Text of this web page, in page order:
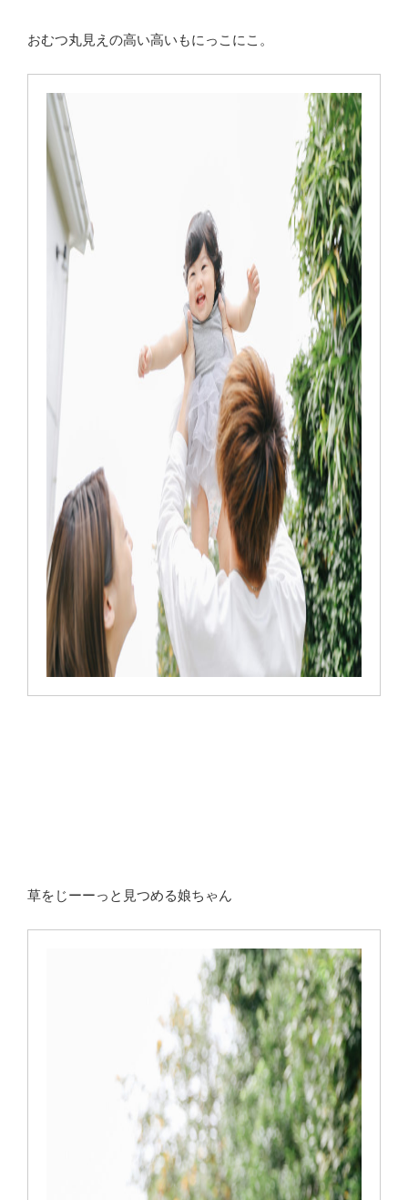
おむつ丸見えの高い高いもにっこにこ。
草をじーーっと見つめる娘ちゃん